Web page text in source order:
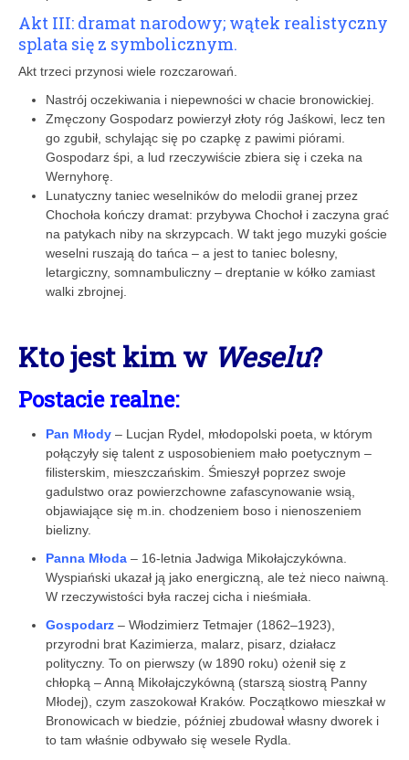
Akt III: dramat narodowy; wątek realistyczny
splata się z symbolicznym.
Akt trzeci przynosi wiele rozczarowań.
Nastrój oczekiwania i niepewności w chacie bronowickiej.
Zmęczony Gospodarz powierzył złoty róg Jaśkowi, lecz ten
go zgubił, schylając się po czapkę z pawimi piórami.
Gospodarz śpi, a lud rzeczywiście zbiera się i czeka na
Wernyhorę.
Lunatyczny taniec weselników do melodii granej przez
Chochoła kończy dramat: przybywa Chochoł i zaczyna grać
na patykach niby na skrzypcach. W takt jego muzyki goście
weselni ruszają do tańca – a jest to taniec bolesny,
letargiczny, somnambuliczny – dreptanie w kółko zamiast
walki zbrojnej.
Kto jest kim w Weselu?
Postacie realne:
Pan Młody – Lucjan Rydel, młodopolski poeta, w którym
połączyły się talent z usposobieniem mało poetycznym –
filisterskim, mieszczańskim. Śmieszył poprzez swoje
gadulstwo oraz powierzchowne zafascynowanie wsią,
objawiające się m.in. chodzeniem boso i nienoszeniem
bielizny.
Panna Młoda – 16-letnia Jadwiga Mikołajczykówna.
Wyspiański ukazał ją jako energiczną, ale też nieco naiwną.
W rzeczywistości była raczej cicha i nieśmiała.
Gospodarz – Włodzimierz Tetmajer (1862–1923),
przyrodni brat Kazimierza, malarz, pisarz, działacz
polityczny. To on pierwszy (w 1890 roku) ożenił się z
chłopką – Anną Mikołajczykówną (starszą siostrą Panny
Młodej), czym zaszokował Kraków. Początkowo mieszkał w
Bronowicach w biedzie, później zbudował własny dworek i
to tam właśnie odbywało się wesele Rydla.